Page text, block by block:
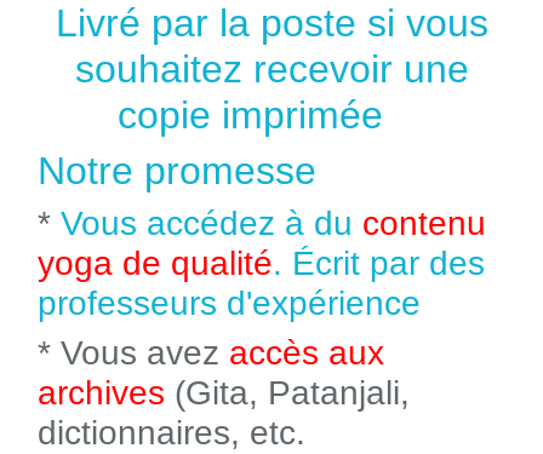
Livré par la poste si vous
souhaitez recevoir une
copie imprimée
Notre promesse
* Vous accédez à du contenu
yoga de qualité. Écrit par des
professeurs d'expérience
* Vous avez accès aux
archives (Gita, Patanjali,
dictionnaires, etc.